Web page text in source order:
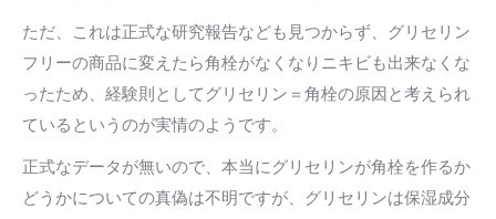
ただ、これは正式な研究報告なども見つからず、グリセリン
フリーの商品に変えたら角栓がなくなりニキビも出来なくな
ったため、経験則としてグリセリン＝角栓の原因と考えられ
ているというのが実情のようです。
正式なデータが無いので、本当にグリセリンが角栓を作るか
どうかについての真偽は不明ですが、グリセリンは保湿成分